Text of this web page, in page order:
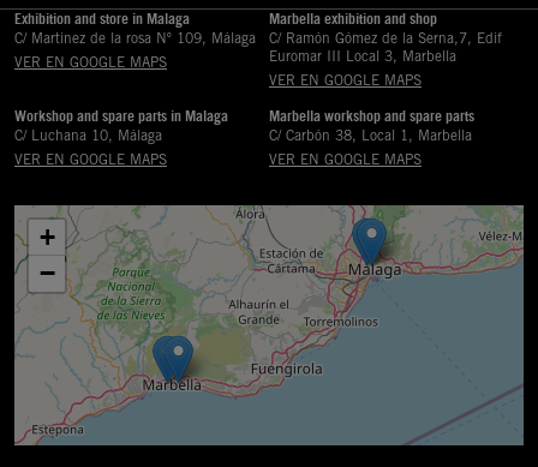
Exhibition and store in Malaga
C/ Martinez de la rosa Nº 109, Málaga
VER EN GOOGLE MAPS
Marbella exhibition and shop
C/ Ramón Gómez de la Serna,7, Edif
Euromar III Local 3, Marbella
VER EN GOOGLE MAPS
Workshop and spare parts in Malaga
C/ Luchana 10, Málaga
VER EN GOOGLE MAPS
Marbella workshop and spare parts
C/ Carbón 38, Local 1, Marbella
VER EN GOOGLE MAPS
+
−